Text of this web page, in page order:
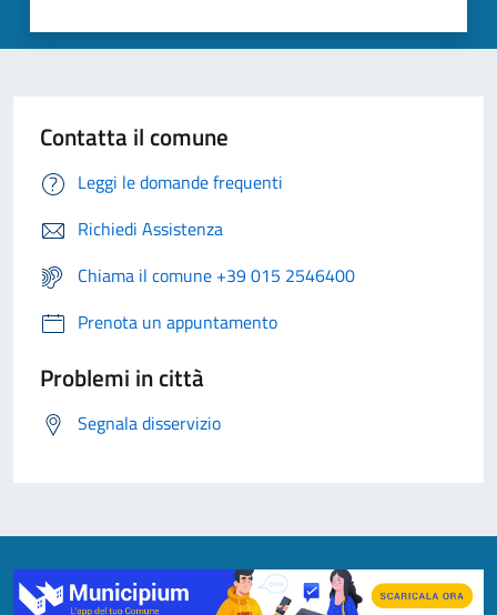
Contatta il comune
Leggi le domande frequenti
Richiedi Assistenza
Chiama il comune +39 015 2546400
Prenota un appuntamento
Problemi in città
Segnala disservizio